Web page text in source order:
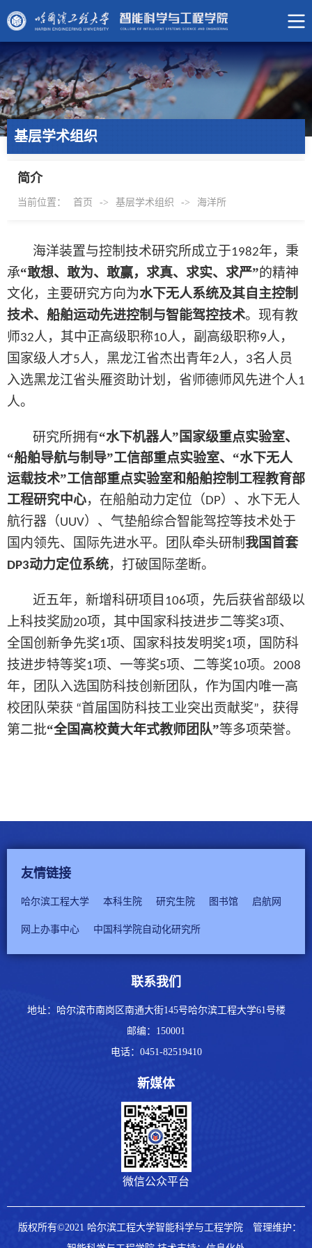
基层学术组织
简介
当前位置： 首页 -> 基层学术组织 -> 海洋所
海洋装置与控制技术研究所成立于1982年， 秉
承“敢想、敢为、敢赢，求真、求实、求严”的精神
文化，主要研究方向为水下无人系统及其自主控制
技术、船舶运动先进控制与智能驾控技术。 现有教
师32人， 其中正高级职称10人， 副高级职称9人，
国家级人才5人， 黑龙江省杰出青年2人， 3名人员
入选黑龙江省头雁资助计划 ，省师德师风先进个人1
人。
研究所拥有“水下机器人”国家级重点实验室、
“船舶导航与制导”工信部重点实验室、“水下无人
运载技术”工信部重点实验室和船舶控制工程教育部
工程研究中心， 在船舶动力定位（DP）、水下无人
航行器（UUV）、气垫船综合智能驾控等技术处于
国内领先、国际先进水平。团队牵头研制我国首套
DP3动力定位系统，打破国际垄断。
近五年，新增科研项目 106项， 先后获省部级以
上科技奖励20项，其中国家科技进步二等奖3项、
全国创新争先奖1项、国家科技发明奖1项，
国防科
技进步特等奖1项、一等奖5项、二等奖10项。 2008
年，团队入选国防科技创新团队，作为 国内唯一高
校团队荣获 “首届国防科技工业突出贡献奖” ，获得
第二批“全国高校黄大年式教师团队”等多项荣誉。
友情链接
哈尔滨工程大学 本科生院 研究生院 图书馆 启航网
网上办事中心 中国科学院自动化研究所
联系我们
地址：哈尔滨市南岗区南通大街145号哈尔滨工程大学61号楼
邮编： 150001
电话： 0451-82519410
新媒体
微信公众平台
版权所有©2021 哈尔滨工程大学智能科学与工程学院
管理维护：